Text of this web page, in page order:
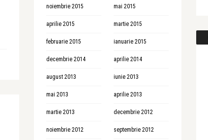
noiembrie 2015 mai 2015
aprilie 2015 martie 2015
februarie 2015 ianuarie 2015
decembrie 2014 aprilie 2014
august 2013 iunie 2013
mai 2013 aprilie 2013
martie 2013 decembrie 2012
noiembrie 2012 septembrie 2012